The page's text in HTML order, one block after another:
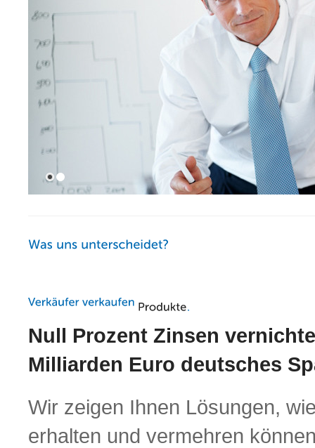
Null Prozent Zinsen
Milliarden Euro deutsches
Wir zeigen Ihnen Lösungen,
erhalten und vermehren